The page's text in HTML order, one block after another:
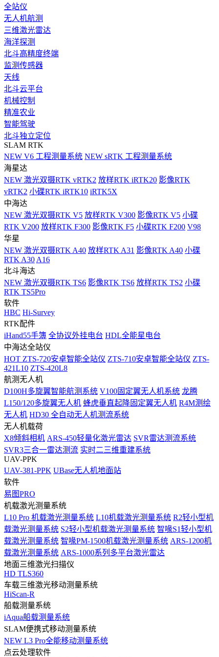
全站仪
无人机航测
三维激光雷达
海洋探测
北斗高精度终端
监测传感器
天线
北斗云平台
机械控制
精准农业
智能驾驶
北斗独立定位
SLAM RTK
NEW V6 工程测量系统 NEW sRTK 工程测量系统
海星达
NEW 激光双摄RTK vRTK2 放样RTK iRTK20 影像RTK
vRTK2 小碟RTK iRTK10 iRTK5X
中海达
NEW 激光双摄RTK V5 放样RTK V300 影像RTK V5 小碟
RTK V200 放样RTK F300 影像RTK F5 小碟RTK F200 V98
华星
NEW 激光双摄RTK A40 放样RTK A31 影像RTK A40 小碟
RTK A30 A16
北斗海达
NEW 激光双摄RTK TS6 影像RTK TS6 放样RTK TS2 小碟
RTK TS5Pro
软件
HBC Hi-Survey
RTK配件
iHand55手簿 全协议外挂电台 HDL全能星电台
中海达全站仪
HOT ZTS-720安卓智能全站仪 ZTS-710安卓智能全站仪 ZTS-
421L10 ZTS-420L8
航测无人机
D100H多旋翼智能航测系统 V100固定翼无人机系统 龙腾
L150/120多旋翼无人机 蜂虎垂直起降固定翼无人机 R4M测绘
无人机 HD30 全自动无人机测流系统
无人机载荷
X8倾斜相机 ARS-450轻量化激光雷达 SVR雷达测流系统
SVR3三合一雷达测流 实时二三维重建系统
UAV-PPK
UAV-381-PPK UBase无人机地面站
软件
易图PRO
机载激光测量系统
L10 Pro 机载激光测量系统 L10机载激光测量系统 R2轻小型机
载激光测量系统 S2轻小型机载激光测量系统 智喙S1轻小型机
载激光测量系统 智喙PM-1500机载激光测量系统 ARS-1200机
载激光测量系统 ARS-1000系列多平台激光雷达
地面三维激光扫描仪
HD TLS360
车载三维激光移动测量系统
HiScan-R
船载测量系统
iAqua船载测量系统
SLAM便携式移动测量系统
NEW L3 Pro全能移动测量系统
点云处理软件